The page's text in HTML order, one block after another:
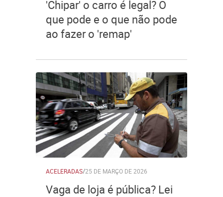
'Chipar' o carro é legal? O
que pode e o que não pode
ao fazer o 'remap'
ACELERADAS/25 DE MARÇO DE 2026
Vaga de loja é pública? Lei